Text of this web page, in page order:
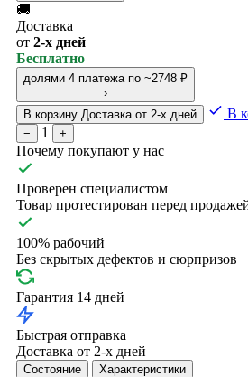
🚚
Доставка
от 2-х дней
Бесплатно
долями 4 платежа по ~2748 ₽
›
В корзину Доставка от 2-х дней В
− 1 +
Почему покупают у нас
Проверен специалистом
Товар протестирован перед
100% рабочий
Без скрытых дефектов и сюрпризов
Гарантия 14 дней
Быстрая отправка
Доставка от 2-х дней
Состояние Характеристики